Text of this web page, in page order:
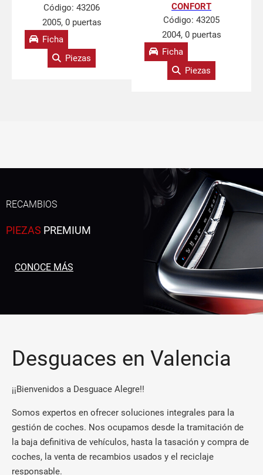
Código: 43206
2005, 0 puertas
Ficha
Piezas
CONFORT
Código: 43205
2004, 0 puertas
Ficha
Piezas
RECAMBIOS
PIEZAS PREMIUM
CONOCE MÁS
Desguaces en Valencia
¡¡Bienvenidos a Desguace Alegre!!
Somos expertos en ofrecer soluciones integrales para la
gestión de coches. Nos ocupamos desde la tramitación de
la baja definitiva de vehículos, hasta la tasación y compra de
coches, la venta de recambios usados y el reciclaje
responsable.